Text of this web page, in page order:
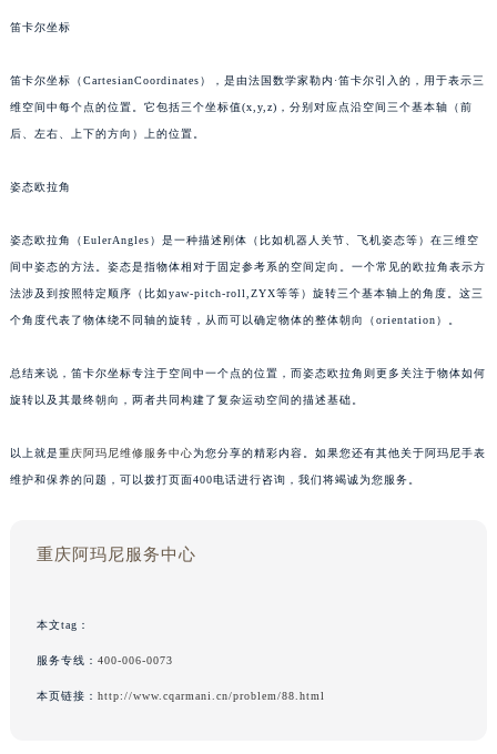
笛卡尔坐标
笛卡尔坐标（CartesianCoordinates），是由法国数学家勒内·笛卡尔引入的，用于表示三
维空间中每个点的位置。它包括三个坐标值(x,y,z)，分别对应点沿空间三个基本轴（前
后、左右、上下的方向）上的位置。
姿态欧拉角
姿态欧拉角（EulerAngles）是一种描述刚体（比如机器人关节、飞机姿态等）在三维空
间中姿态的方法。姿态是指物体相对于固定参考系的空间定向。一个常见的欧拉角表示方
法涉及到按照特定顺序（比如yaw-pitch-roll,ZYX等等）旋转三个基本轴上的角度。这三
个角度代表了物体绕不同轴的旋转，从而可以确定物体的整体朝向（orientation）。
总结来说，笛卡尔坐标专注于空间中一个点的位置，而姿态欧拉角则更多关注于物体如何
旋转以及其最终朝向，两者共同构建了复杂运动空间的描述基础。
以上就是重庆阿玛尼维修服务中心为您分享的精彩内容。如果您还有其他关于阿玛尼手表
维护和保养的问题，可以拨打页面400电话进行咨询，我们将竭诚为您服务。
重庆阿玛尼服务中心
本文tag：
服务专线： 400-006-0073
本页链接： http://www.cqarmani.cn/problem/88.html